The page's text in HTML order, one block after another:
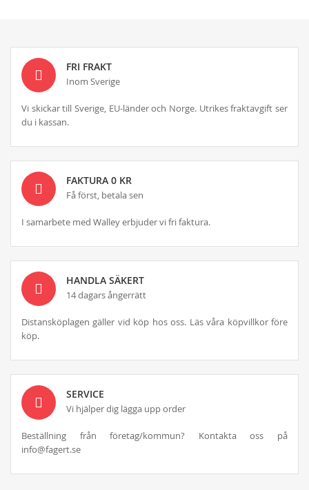
FRI FRAKT
Inom Sverige
Vi skickar till Sverige, EU-länder och Norge. Utrikes fraktavgift ser
du i kassan.
FAKTURA 0 KR
Få först, betala sen
I samarbete med Walley erbjuder vi fri faktura.
HANDLA SÄKERT
14 dagars ångerrätt
Distansköplagen gäller vid köp hos oss. Läs våra köpvillkor före
köp.
SERVICE
Vi hjälper dig lägga upp order
Beställning från företag/kommun? Kontakta oss på
info@fagert.se